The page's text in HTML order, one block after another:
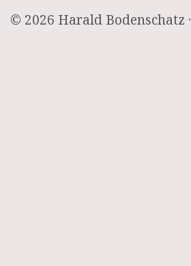
© 2026 Harald Bodenschatz ·